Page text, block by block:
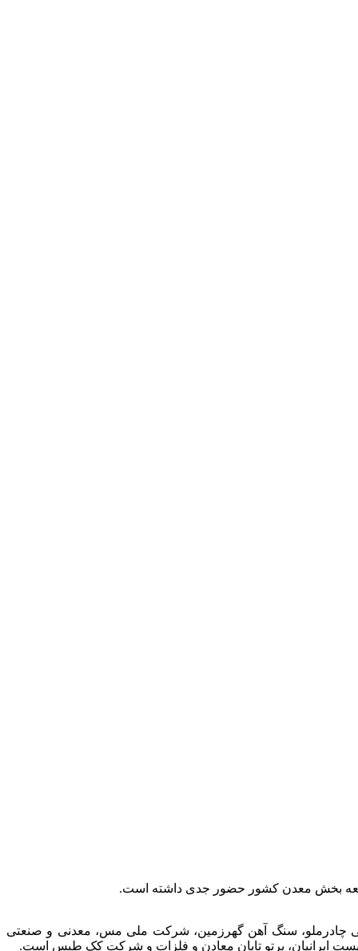
بخش معدن کشور حضور جدی داشته است.
چادرملو، سنگ آهن گهرزمین، شرکت ملی مس، معدنی و صنعتی
ایرانیان، پرتو تابان معادن و فلزات و شرکت کک طبس است.